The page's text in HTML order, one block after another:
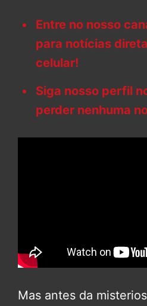
Entre no nosso
para notícias
celular!
Siga nosso perfil
perder nenhuma
Mas antes da